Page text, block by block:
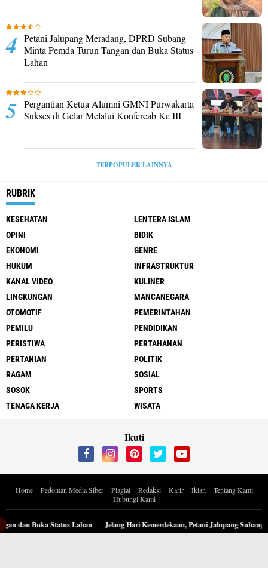
Petani Jalupang Meradang, DPRD Subang
Minta Pemda Turun Tangan dan Buka Status
Lahan
Pergantian Ketua Alumni GMNI Purwakarta
Sukses di Gelar Melalui Konfercab Ke III
TERPOPULER LAINNYA
RUBRIK
KESEHATAN
LENTERA ISLAM
OPINI
BIDIK
EKONOMI
GENRE
HUKUM
INFRASTRUKTUR
KANAL VIDEO
KULINER
LINGKUNGAN
MANCANEGARA
OTOMOTIF
PEMERINTAHAN
PEMILU
PENDIDIKAN
PERISTIWA
PERTAHANAN
PERTANIAN
POLITIK
RAGAM
SOSIAL
SOSOK
SPORTS
TENAGA KERJA
WISATA
Ikuti
dan Buka Status Lahan Jelang Hari Kemerdekaan, Petani Jalupang Subang
Home Pedoman Media Siber Plagiat Redaksi Karir Iklan
Tentang Kami
Hubungi Kami
Copyright ©2026 Berita Inspiratif Progresif.id by ApoedCyber